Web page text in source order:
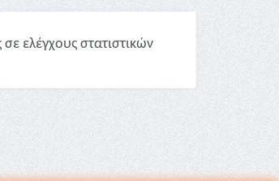
ελέγχους στατιστικών